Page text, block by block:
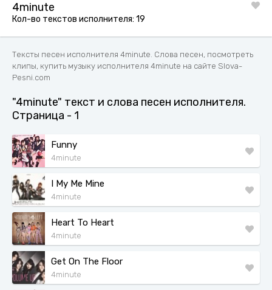
4minute
Кол-во текстов исполнителя: 19
Тексты песен исполнителя 4minute. Слова песен, посмотреть
клипы, купить музыку исполнителя 4minute на сайте Slova-
Pesni.com
"4minute" текст и слова песен исполнителя.
Страница - 1
Funny
4minute
I My Me Mine
4minute
Heart To Heart
4minute
Get On The Floor
4minute